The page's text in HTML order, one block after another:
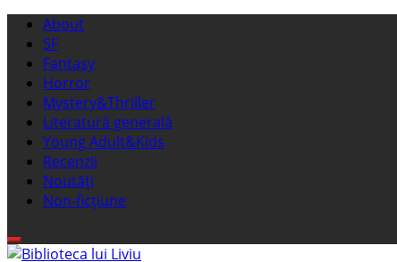
Sari
conținut
Meniu
principal
About
SF
Fantasy
Horror
Mystery&Thriller
Literatură generală
Young Adult&Kids
Recenzii
Noutăți
Non-ficțiune